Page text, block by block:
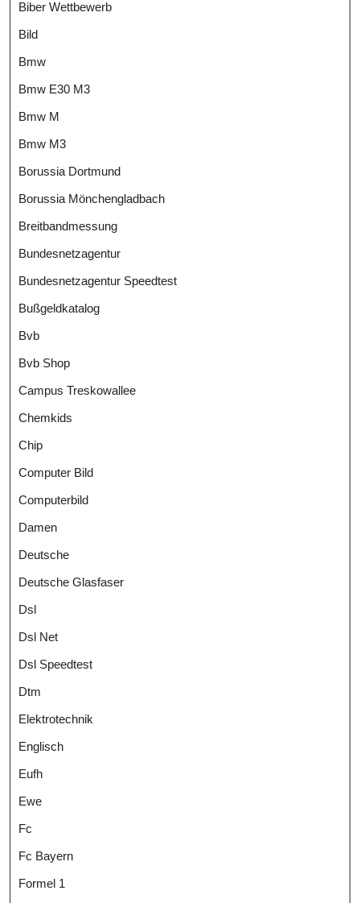
Biber Wettbewerb
Bild
Bmw
Bmw E30 M3
Bmw M
Bmw M3
Borussia Dortmund
Borussia Mönchengladbach
Breitbandmessung
Bundesnetzagentur
Bundesnetzagentur Speedtest
Bußgeldkatalog
Bvb
Bvb Shop
Campus Treskowallee
Chemkids
Chip
Computer Bild
Computerbild
Damen
Deutsche
Deutsche Glasfaser
Dsl
Dsl Net
Dsl Speedtest
Dtm
Elektrotechnik
Englisch
Eufh
Ewe
Fc
Fc Bayern
Formel 1